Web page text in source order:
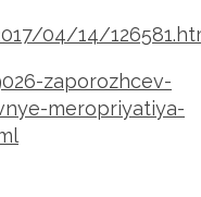
04/14/
zaporozhcev-
meropriyatiya-